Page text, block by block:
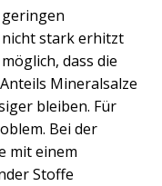
nicht stark erhitzt
dass die
Mineralsalze
bleiben. Für
Bei der
mit einem
Stoffe